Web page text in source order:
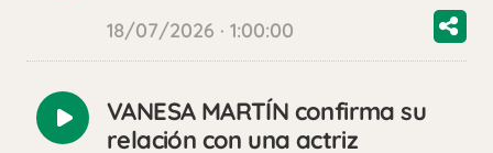
18/07/2026 · 1:00:00
Reproducir
VANESA MARTÍN confirma su
relación con una actriz